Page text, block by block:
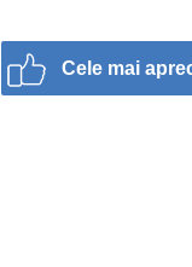
Cele mai